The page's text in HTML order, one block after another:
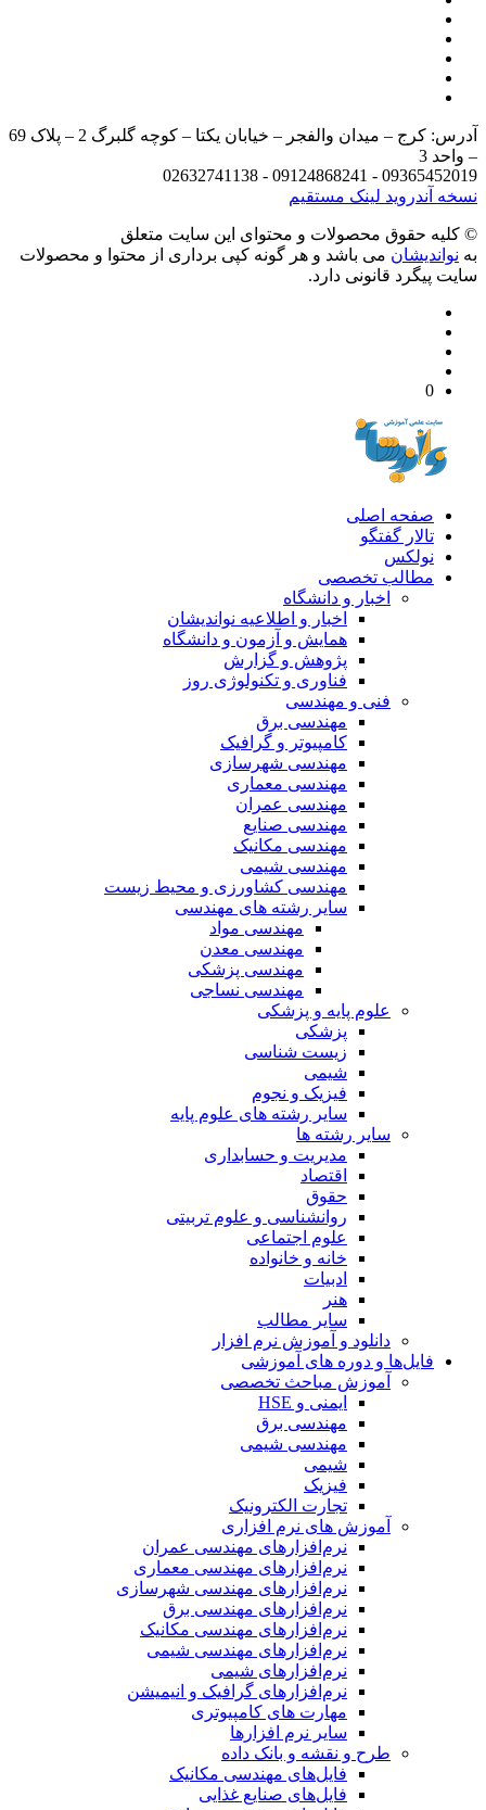
آدرس: کرج – میدان والفجر – خیابان یکتا – کوچه گلبرگ 2 – پلاک 69
3
09365452019 - 09124868241 -
آندرویدلینک مستقیم
حقوق محصولات و محتوای اين سایت متعلق
می باشد و هر گونه کپی برداری از محتوا و محصولات
پیگرد قانونی دارد.
صفحه اصلی
تالار گفتگو
نولکس
مطالب تخصصی
اخبار و دانشگاه
اخبار و اطلاعیه نواندیشان
همایش و آزمون و دانشگاه
پژوهش و گزارش
فناوری و تکنولوژی روز
فنی و مهندسی
مهندسی برق
کامپیوتر و گرافیک
مهندسی شهرسازی
مهندسی معماری
مهندسی عمران
مهندسی صنایع
مهندسی مکانیک
مهندسی شیمی
مهندسی کشاورزی و محیط زیست
سایر رشته های مهندسی
مهندسی مواد
مهندسی معدن
مهندسی پزشکی
مهندسی نساجی
علوم پایه و پزشکی
پزشکی
زیست شناسی
شیمی
فیزیک و نجوم
سایر رشته های علوم پایه
سایر رشته ها
مدیریت و حسابداری
اقتصاد
حقوق
روانشناسی و علوم تربیتی
علوم اجتماعی
خانه و خانواده
ادبیات
هنر
سایر مطالب
دانلود و آموزش نرم افزار
فایل‌ها و دوره های آموزشی
آموزش مباحث تخصصی
ایمنی و HSE
مهندسی برق
مهندسی شیمی
شیمی
فیزیک
تجارت الکترونیک
آموزش های نرم افزاری
نرم‌افزارهای مهندسی عمران
نرم‌افزارهای مهندسی معماری
نرم‌افزارهای مهندسی شهرسازی
نرم‌افزارهای مهندسی برق
نرم‌افزارهای مهندسی مکانیک
نرم‌افزارهای مهندسی شیمی
نرم‌افزارهای شیمی
نرم‌افزارهای گرافیک و انیمیشن
مهارت های کامپیوتری
سایر نرم افزارها
طرح و نقشه و بانک داده
فایل‌های مهندسی مکانیک
فایل‌های صنایع غذایی